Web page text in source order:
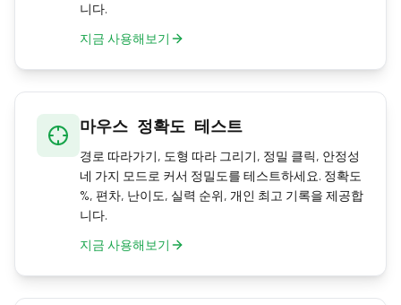
니다.
지금 사용해보기
마우스 정확도 테스트
경로 따라가기, 도형 따라 그리기, 정밀 클릭, 안정성
네 가지 모드로 커서 정밀도를 테스트하세요. 정확도
%, 편차, 난이도, 실력 순위, 개인 최고 기록을 제공합
니다.
지금 사용해보기